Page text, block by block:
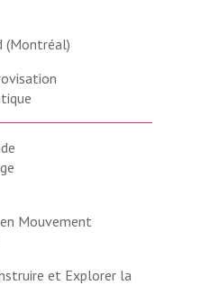
(Montréal)
Mouvement
et Explorer la